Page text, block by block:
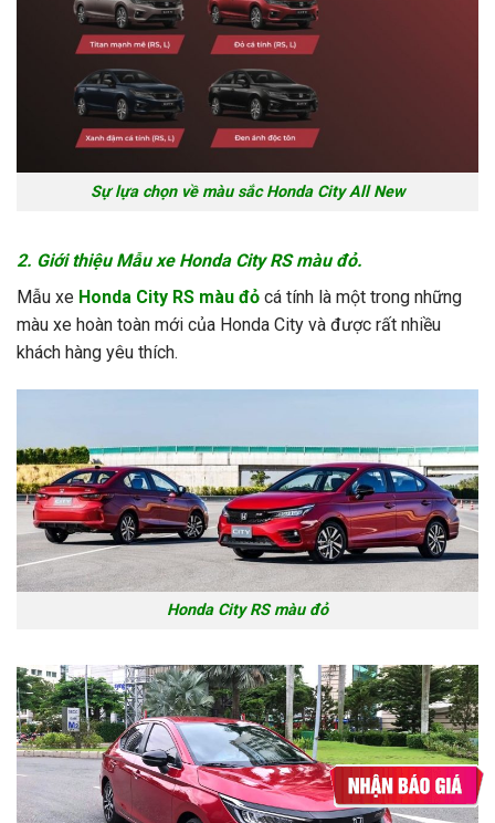
Sự lựa chọn về màu sắc Honda City All New
2. Giới thiệu Mẫu xe Honda City RS màu đỏ.
Mẫu xe Honda City RS màu đỏ cá tính là một trong những
màu xe hoàn toàn mới của Honda City và được rất nhiều
khách hàng yêu thích.
Honda City RS màu đỏ